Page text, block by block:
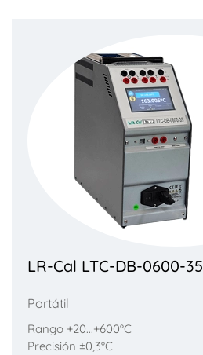
LR-Cal LTC-DB-0600-35
Portátil
Rango +20...+600°C
Precisión ±0,3°C